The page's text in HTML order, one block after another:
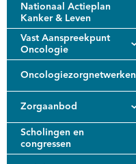
Nationaal Actieplan
Kanker & Leven
Vast Aanspreekpunt
Oncologie
Oncologiezorgnetwerken
Zorgaanbod
Scholingen en
congressen